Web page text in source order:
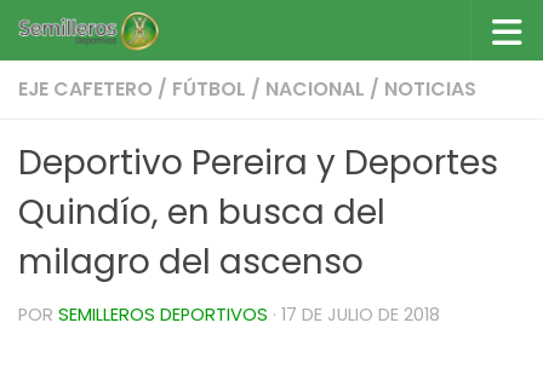
Saltar al contenido
EJE CAFETERO / FÚTBOL / NACIONAL / NOTICIAS
Deportivo Pereira y Deportes
Quindío, en busca del
milagro del ascenso
POR SEMILLEROS DEPORTIVOS · 17 DE JULIO DE 2018